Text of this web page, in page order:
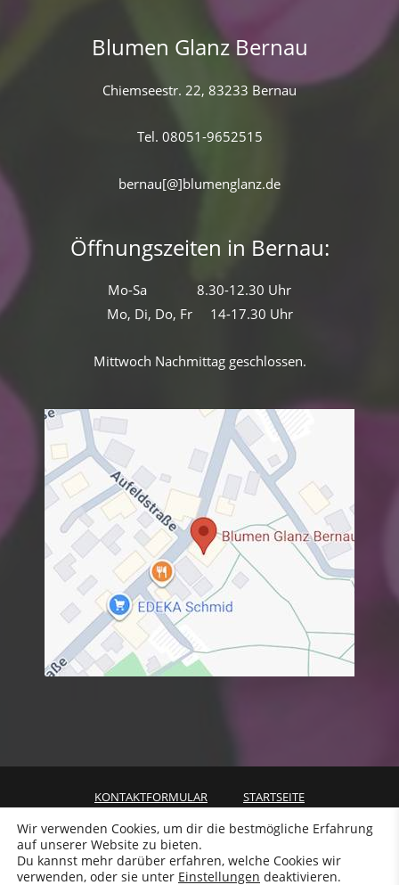
Blumen Glanz Bernau
Chiemseestr. 22, 83233 Bernau
Tel. 08051-9652515
bernau[@]blumenglanz.de
Öffnungszeiten in Bernau:
Mo-Sa 8.30-12.30 Uhr
Mo, Di, Do, Fr 14-17.30 Uhr
Mittwoch Nachmittag geschlossen.
KONTAKTFORMULAR
STARTSEITE
VERSAND & LIEFERUNG
ALLGEMEINE GESCHÄFTSBEDINGUNGEN
WIDERRUF
IMPRESSUM
Wir verwenden Cookies, um dir die bestmögliche Erfahrung
auf unserer Website zu bieten.
Du kannst mehr darüber erfahren, welche Cookies wir
verwenden, oder sie unter Einstellungen deaktivieren.